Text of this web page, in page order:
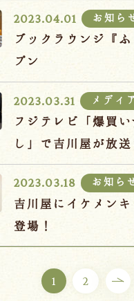
2023.04.01 お知ら
ブックラウンジ『
プン
2023.03.31 メディ
フジテレビ「爆買
し」で吉川屋が放送
2023.03.18 お知ら
吉川屋にイケメン
登場！
1 2